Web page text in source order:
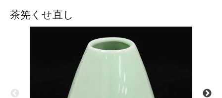
茶筅くせ直し